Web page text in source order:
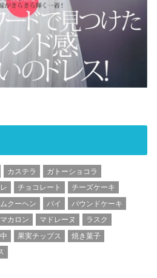
カステラ
ガトーショコラ
チョコレート
チーズケーキ
クーヘン パイ
パウンドケーキ
マカロン マドレーヌ
ラスク
果実チップス
焼き菓子